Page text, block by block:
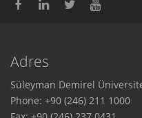
Adres
Süleyman Demirel
Phone: +90 (246) 211 1000